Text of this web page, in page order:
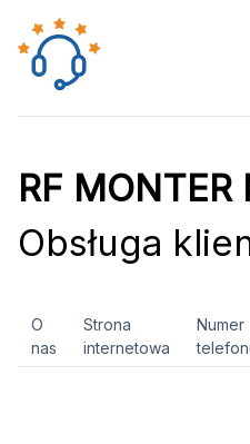
RF
Obsługa
O
nas
Strona
internetowa
Numer